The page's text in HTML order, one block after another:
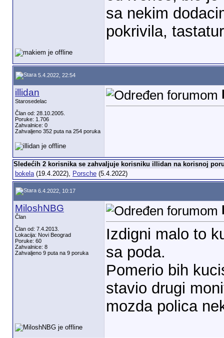
sa nekim
pokrivila,
5.4.2022, 22:54
illidan
Starosedelac
Član od: 28.10.2005.
Poruke: 1.706
Zahvalnice: 0
Zahvaljeno 352 puta na 254 poruka
Sledećih 2 korisnika se zahvaljuje korisniku illidan na korisnoj
bokela(19.4.2022), Porsche(5.4.2022)
6.4.2022, 10:17
MiloshNBG
Član
Član od: 7.4.2013.
Lokacija: Novi Beograd
Poruke: 60
Zahvalnice: 8
Zahvaljeno 9 puta na 9 poruka
Izdigni malo to
sa poda.
Pomerio bih
stavio drugi
mozda polica